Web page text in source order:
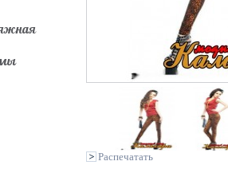
Распечатать